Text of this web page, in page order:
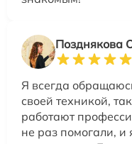
Позднякова
Я всегда
своей техникой,
работают
не раз помогали, и